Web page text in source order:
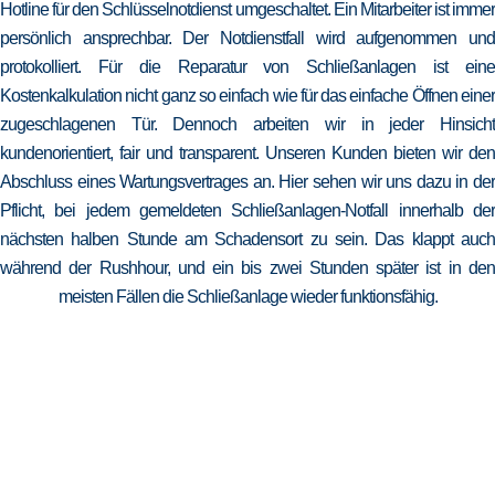
Hotline für den Schlüsselnotdienst umgeschaltet. Ein Mitarbeiter ist immer
persönlich ansprechbar. Der Notdienstfall wird aufgenommen und
protokolliert. Für die Reparatur von Schließanlagen ist eine
Kostenkalkulation nicht ganz so einfach wie für das einfache Öffnen einer
zugeschlagenen Tür. Dennoch arbeiten wir in jeder Hinsicht
kundenorientiert, fair und transparent. Unseren Kunden bieten wir den
Abschluss eines Wartungsvertrages an. Hier sehen wir uns dazu in der
Pflicht, bei jedem gemeldeten Schließanlagen-Notfall innerhalb der
nächsten halben Stunde am Schadensort zu sein. Das klappt auch
während der Rushhour, und ein bis zwei Stunden später ist in den
meisten Fällen die Schließanlage wieder funktionsfähig.